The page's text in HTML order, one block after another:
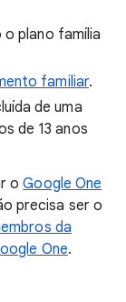
plano família
familiar.
de uma
de 13 anos
oGoogle One
precisa ser o
da
One.